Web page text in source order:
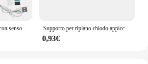
Luce dell'armadio a LED con sensore di movimento ricaricabile USB per la casa corridoio scale armadio cucina camera da letto lampada da notte Wireless a induzione Supporto per ripiano chiodo appiccicoso Clip di supporto per ripiano per armadio autoadesivo supporto per parete divisorio gancio senza perforazione staffa forte
0,93€